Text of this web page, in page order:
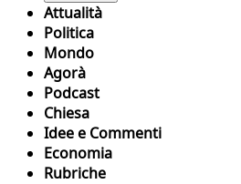
Attualità
Politica
Mondo
Agorà
Podcast
Chiesa
Idee e Commenti
Economia
Rubriche